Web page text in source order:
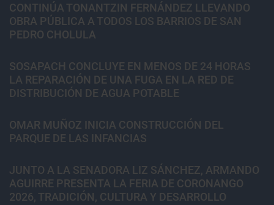
CONTINÚA TONANTZIN FERNÁNDEZ LLEVANDO
OBRA PÚBLICA A TODOS LOS BARRIOS DE SAN
PEDRO CHOLULA
SOSAPACH CONCLUYE EN MENOS DE 24 HORAS
LA REPARACIÓN DE UNA FUGA EN LA RED DE
DISTRIBUCIÓN DE AGUA POTABLE
OMAR MUÑOZ INICIA CONSTRUCCIÓN DEL
PARQUE DE LAS INFANCIAS
JUNTO A LA SENADORA LIZ SÁNCHEZ, ARMANDO
AGUIRRE PRESENTA LA FERIA DE CORONANGO
2026, TRADICIÓN, CULTURA Y DESARROLLO